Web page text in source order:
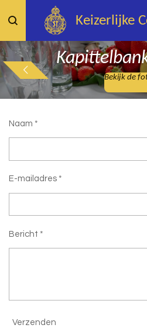
direct
naar
de
hoofdinhoud
Keizerlijke
Bekijk de
Naam *
E-mailadres *
Bericht *
Verzenden